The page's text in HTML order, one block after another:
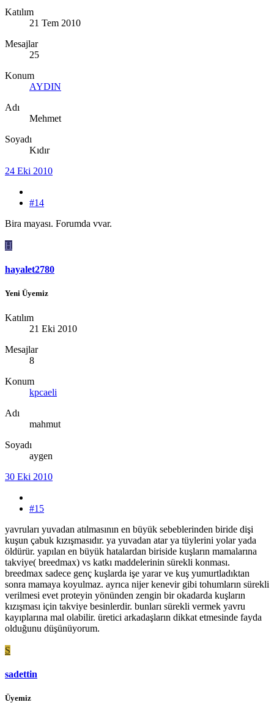
Katılım
21 Tem 2010
Mesajlar
25
Konum
AYDIN
Adı
Mehmet
Soyadı
Kıdır
24 Eki 2010
#14
Bira mayası. Forumda vvar.
H
hayalet2780
Yeni Üyemiz
Katılım
21 Eki 2010
Mesajlar
8
Konum
kpcaeli
Adı
mahmut
Soyadı
aygen
30 Eki 2010
#15
yavruları yuvadan atılmasının en büyük sebeblerinden biride dişi
kuşun çabuk kızışmasıdır. ya yuvadan atar ya tüylerini yolar yada
öldürür. yapılan en büyük hatalardan biriside kuşların mamalarına
takviye( breedmax) vs katkı maddelerinin sürekli konması.
breedmax sadece genç kuşlarda işe yarar ve kuş yumurtladıktan
sonra mamaya koyulmaz. ayrıca nijer kenevir gibi tohumların sürekli
verilmesi evet proteyin yönünden zengin bir okadarda kuşların
kızışması için takviye besinlerdir. bunları sürekli vermek yavru
kayıplarına mal olabilir. üretici arkadaşların dikkat etmesinde fayda
olduğunu düşünüyorum.
S
sadettin
Üyemiz